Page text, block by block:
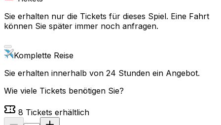
Sie erhalten nur die Tickets für dieses Spiel. Eine Fahrt
können Sie später immer noch anfragen.
Komplette Reise
Sie erhalten innerhalb von 24 Stunden ein Angebot.
Wie viele Tickets benötigen Sie?
8 Tickets erhältlich